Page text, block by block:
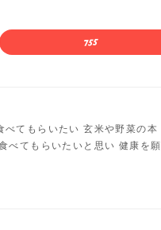
てもらいたい 玄米や野菜の本
べてもらいたいと思い 健康を願